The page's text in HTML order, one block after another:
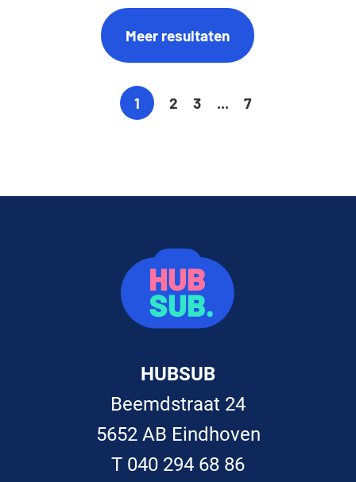
Meer resultaten
1 2 3 ... 7
HUBSUB
Beemdstraat 24
5652 AB Eindhoven
T 040 294 68 86